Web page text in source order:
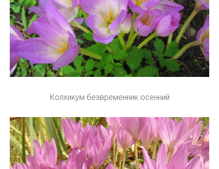
Колхикум безвременник осенний